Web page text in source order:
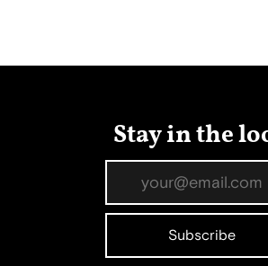
Stay in the